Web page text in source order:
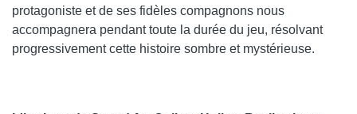
protagoniste et de ses fidèles compagnons nous
accompagnera pendant toute la durée du jeu, résolvant
progressivement cette histoire sombre et mystérieuse.